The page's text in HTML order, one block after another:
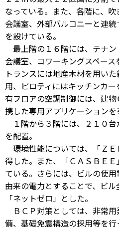
なっている。また、各階に、
会議室、外部バルコニーと連
を設けている。
最上階の１６階には、テナ
会議室、コワーキングスペー
トランスには地産木材を用い
用、ピロティにはキッチンカ
有フロアの空調制御には、建
携した専用アプリケーションを
１階から３階には、２１０
を配置。
環境性能については、「Ｚ
得した。また、「ＣＡＳＢＥ
ている。さらには、ビルの使
由来の電力とすることで、ビ
「ネットゼロ」とした。
ＢＣＰ対策としては、非常
備、基礎免震構造の採用等を行